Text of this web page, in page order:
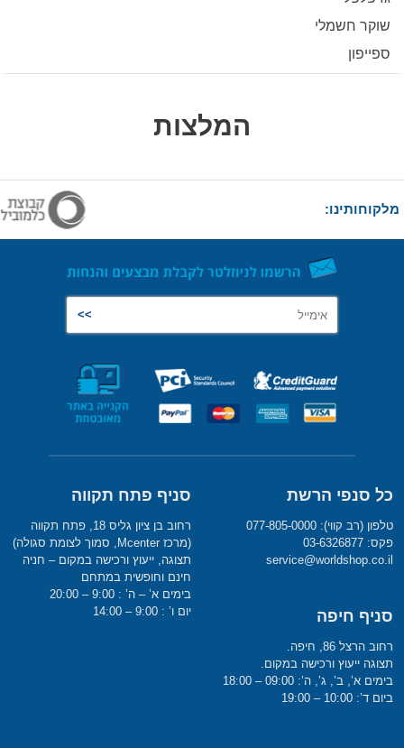
שוקר חשמלי
ספייפון
המלצות
מלקוחותינו:
כל סנפי הרשת
טלפון (רב קווי): 077-805-0000
פקס: 03-6326877
service@worldshop.co.il
סניף חיפה
רחוב הרצל 86, חיפה.
תצוגה ייעוץ ורכישה במקום.
בימים א’, ב’, ג’, ה’: 09:00 – 18:00
ביום ד’: 10:00 – 19:00
סניף פתח תקווה
רחוב בן ציון גליס 18, פתח תקווה
(מרכז Mcenter, סמוך לצומת סגולה)
תצוגה, ייעוץ ורכישה במקום – חניה
חינם וחופשית במתחם
בימים א’ – ה’ : 9:00 – 20:00
יום ו’ : 9:00 – 14:00